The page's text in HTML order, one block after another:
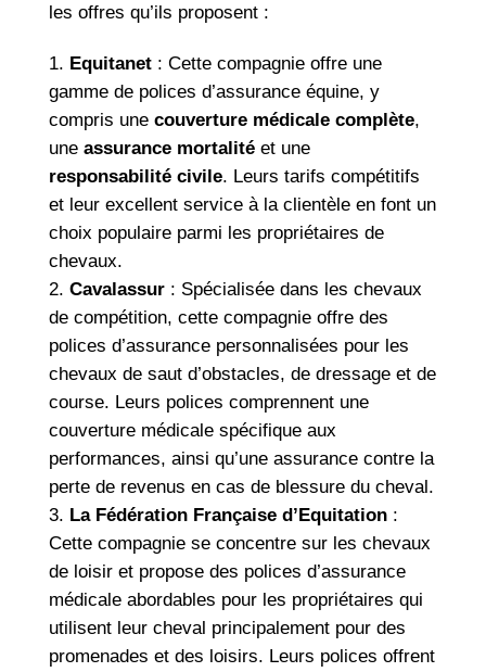
les offres qu’ils proposent :
Equitanet: Cette compagnie offre une
gamme de polices d’assurance équine, y
compris une couverture médicale complète,
une assurance mortalitéet une
responsabilité civile. Leurs tarifs compétitifs
et leur excellent service à la clientèle en font un
choix populaire parmi les propriétaires de
chevaux.
Cavalassur: Spécialisée dans les chevaux
de compétition, cette compagnie offre des
polices d’assurance personnalisées pour les
chevaux de saut d’obstacles, de dressage et de
course. Leurs polices comprennent une
couverture médicale spécifique aux
performances, ainsi qu’une assurance contre la
perte de revenus en cas de blessure du cheval.
La Fédération Française d’Equitation:
Cette compagnie se concentre sur les chevaux
de loisir et propose des polices d’assurance
médicale abordables pour les propriétaires qui
utilisent leur cheval principalement pour des
promenades et des loisirs. Leurs polices offrent